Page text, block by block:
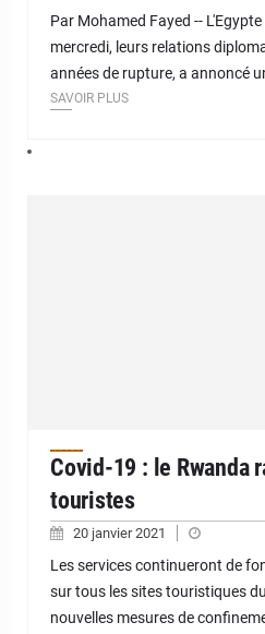
Par Mohamed Fayed --
mercredi, leurs relations
années de rupture, a annoncé
SAVOIR PLUS
Covid-19 : le Rwanda
touristes
20 janvier 2021
Les services continueront de
sur tous les sites touristiques
nouvelles mesures de